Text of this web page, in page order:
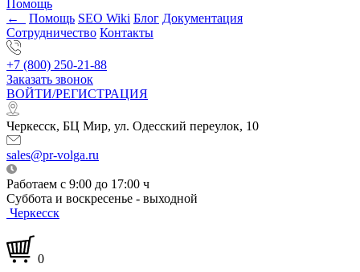
Помощь
←
Помощь SEO Wiki Блог Документация
Сотрудничество Контакты
+7 (800) 250-21-88
Заказать звонок
ВОЙТИ/РЕГИСТРАЦИЯ
Черкесск, БЦ Мир, ул. Одесский переулок, 10
sales@pr-volga.ru
Работаем с 9:00 до 17:00 ч
Суббота и воскресенье - выходной
Черкесск
0